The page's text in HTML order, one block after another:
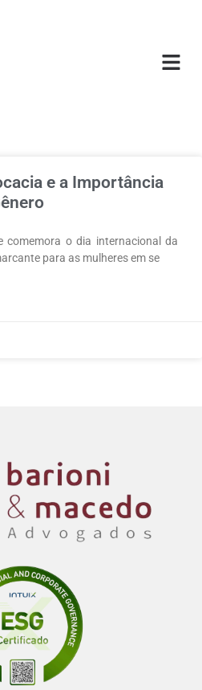
e a Importância
comemora o dia internacional da
para as mulheres em se